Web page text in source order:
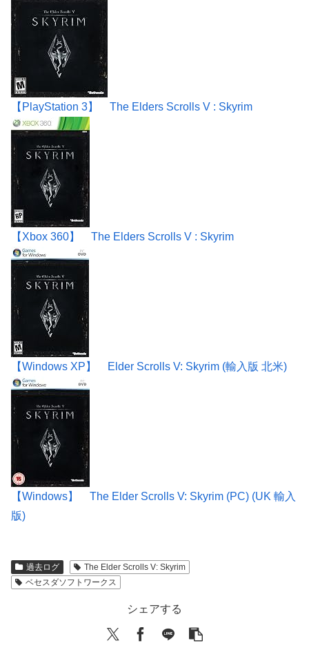
【PlayStation 3】 The Elders Scrolls V : Skyrim
【Xbox 360】 The Elders Scrolls V : Skyrim
【Windows XP】 Elder Scrolls V: Skyrim (輸入版 北米)
【Windows】 The Elder Scrolls V: Skyrim (PC) (UK 輸入
版)
過去ログ
The Elder Scrolls V: Skyrim
ベセスダソフトワークス
シェアする